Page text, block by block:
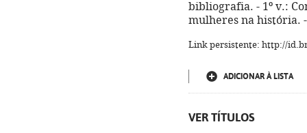
bibliografia. - 1º v.:
mulheres na história. -
Link persistente: http://
ADICIONAR À LISTA
VER TÍTULOS